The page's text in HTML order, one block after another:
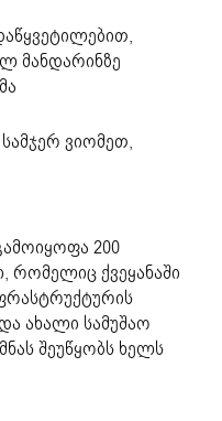
მანდარინზე
ვიომეთ,
200
ქვეყანაში
ახალი სამუშაო
შეუწყობს ხელს